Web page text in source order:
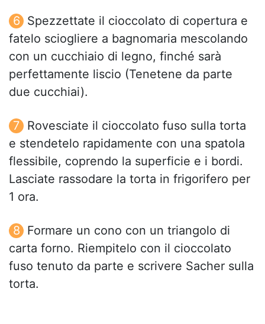
Spezzettate il cioccolato di copertura e
fatelo sciogliere a bagnomaria mescolando
con un cucchiaio di legno, finché sarà
perfettamente liscio (Tenetene da parte
due cucchiai).
Rovesciate il cioccolato fuso sulla torta
e stendetelo rapidamente con una spatola
flessibile, coprendo la superficie e i bordi.
Lasciate rassodare la torta in frigorifero per
1 ora.
Formare un cono con un triangolo di
carta forno. Riempitelo con il cioccolato
fuso tenuto da parte e scrivere Sacher sulla
torta.